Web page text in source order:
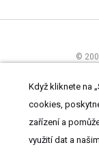
©
zdravotnictví.
Když kliknete na
cookies,
zařízení a
využití dat a